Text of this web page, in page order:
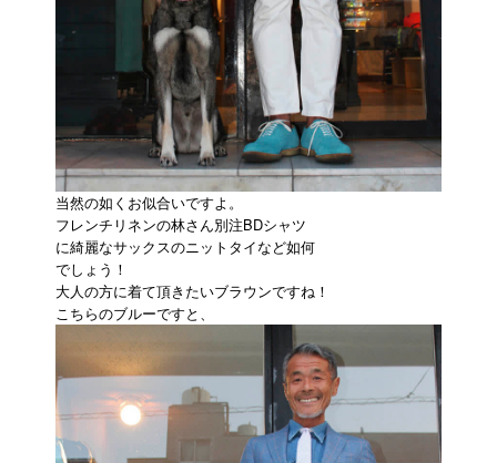
当然の如くお似合いですよ。
フレンチリネンの林さん別注BDシャツ
に綺麗なサックスのニットタイなど如何
でしょう！
大人の方に着て頂きたいブラウンですね！
こちらのブルーですと、